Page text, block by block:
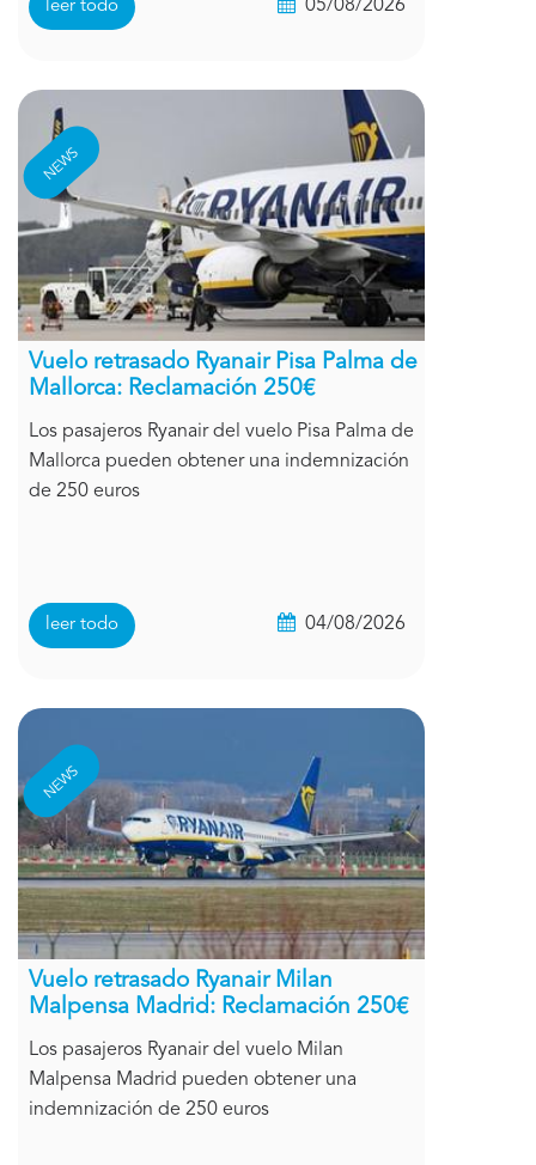
leer todo 05/08/2026
NEWS
Vuelo retrasado Ryanair Pisa Palma de
Mallorca: Reclamación 250€
Los pasajeros Ryanair del vuelo Pisa Palma de
Mallorca pueden obtener una indemnización
de 250 euros
leer todo 04/08/2026
NEWS
Vuelo retrasado Ryanair Milan
Malpensa Madrid: Reclamación 250€
Los pasajeros Ryanair del vuelo Milan
Malpensa Madrid pueden obtener una
indemnización de 250 euros